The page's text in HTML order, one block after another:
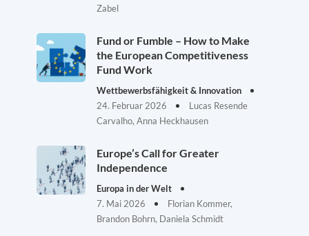
Zabel
Fund or Fumble – How to Make
the European Competitiveness
Fund Work
Wettbewerbsfähigkeit & Innovation
24. Februar 2026
Lucas Resende
Carvalho, Anna Heckhausen
Europe’s Call for Greater
Independence
Europa in der Welt
7. Mai 2026
Florian Kommer,
Brandon Bohrn, Daniela Schmidt